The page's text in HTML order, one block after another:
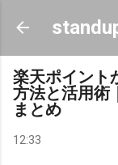
スキッ
楽天ポイント
方法と活用術
まとめ
12:33